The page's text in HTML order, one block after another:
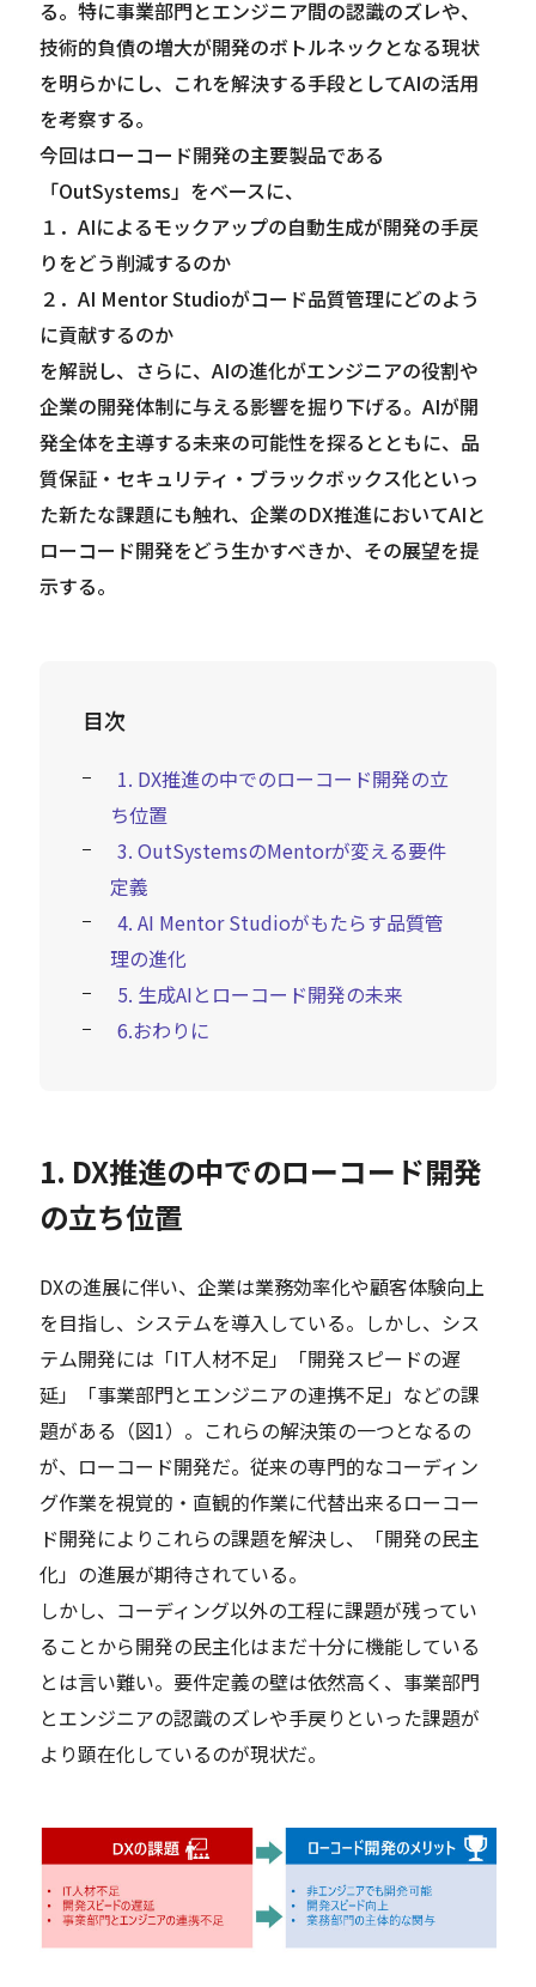
る。特に事業部門とエンジニア間の認識のズレや、
技術的負債の増大が開発のボトルネックとなる現状
を明らかにし、これを解決する手段としてAIの活用
を考察する。
今回はローコード開発の主要製品である
「OutSystems」をベースに、
１．AIによるモックアップの自動生成が開発の手戻
りをどう削減するのか
２．AI Mentor Studioがコード品質管理にどのよう
に貢献するのか
を解説し、さらに、AIの進化がエンジニアの役割や
企業の開発体制に与える影響を掘り下げる。AIが開
発全体を主導する未来の可能性を探るとともに、品
質保証・セキュリティ・ブラックボックス化といっ
た新たな課題にも触れ、企業のDX推進においてAIと
ローコード開発をどう生かすべきか、その展望を提
示する。
目次
1. DX推進の中でのローコード開発の立
ち位置
3. OutSystemsのMentorが変える要件
定義
4. AI Mentor Studioがもたらす品質管
理の進化
5. 生成AIとローコード開発の未来
6.おわりに
1. DX推進の中でのローコード開発
の立ち位置
DXの進展に伴い、企業は業務効率化や顧客体験向上
を目指し、システムを導入している。しかし、シス
テム開発には「IT人材不足」「開発スピードの遅
延」「事業部門とエンジニアの連携不足」などの課
題がある（図1）。これらの解決策の一つとなるの
が、ローコード開発だ。従来の専門的なコーディン
グ作業を視覚的・直観的作業に代替出来るローコー
ド開発によりこれらの課題を解決し、「開発の民主
化」の進展が期待されている。
しかし、コーディング以外の工程に課題が残ってい
ることから開発の民主化はまだ十分に機能している
とは言い難い。要件定義の壁は依然高く、事業部門
とエンジニアの認識のズレや手戻りといった課題が
より顕在化しているのが現状だ。